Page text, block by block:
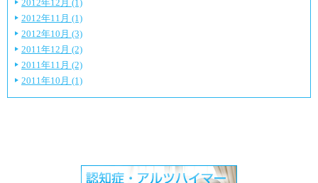
2012年12月 (1)
2012年11月 (1)
2012年10月 (3)
2011年12月 (2)
2011年11月 (2)
2011年10月 (1)